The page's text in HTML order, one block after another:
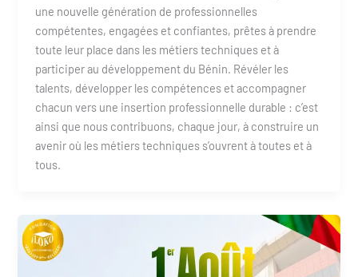
une nouvelle génération de professionnelles
compétentes, engagées et confiantes, prêtes à prendre
toute leur place dans les métiers techniques et à
participer au développement du Bénin. Révéler les
talents, développer les compétences et accompagner
chacun vers une insertion professionnelle durable : c’est
ainsi que nous contribuons, chaque jour, à construire un
avenir où les métiers techniques s’ouvrent à toutes et à
tous.